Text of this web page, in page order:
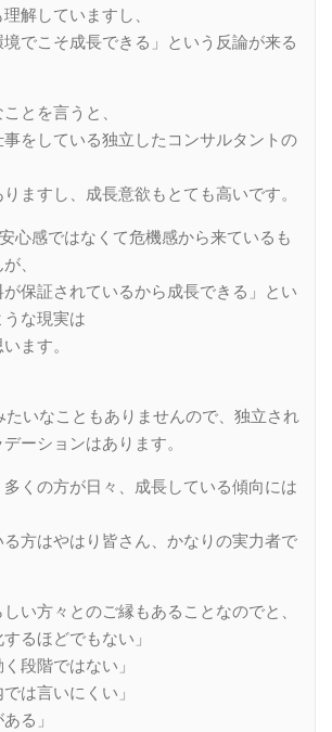
解していますし、
境でこそ成長できる」という反論が来る
とを言うと、
をしている独立したコンサルタントの
ますし、成長意欲もとても高いです。
心感ではなくて危機感から来ているも
、
保証されているから成長できる」とい
うな現実は
ます。
たいなこともありませんので、独立され
ーションはあります。
くの方が日々、成長している傾向には
方はやはり皆さん、かなりの実力者で
い方々とのご縁もあることなのでと、
るほどでもない」
段階ではない」
は言いにくい」
る」